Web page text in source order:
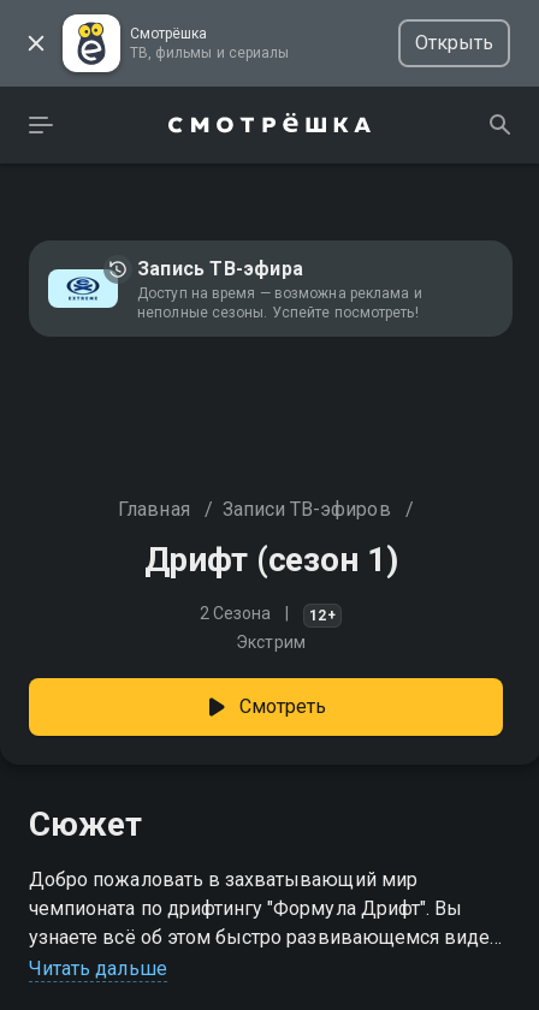
Смотрёшка
ТВ, фильмы и сериалы
Открыть
Запись ТВ-эфира
Доступ на время — возможна реклама и
неполные сезоны. Успейте посмотреть!
Главная / Записи ТВ-эфиров /
Дрифт (сезон 1)
2 Сезона 12+
Экстрим
Смотреть
Сюжет
Добро пожаловать в захватывающий мир
чемпионата по дрифтингу "Формула Дрифт". Вы
узнаете всё об этом быстро развивающемся виде
спорта и познакомитесь с отважными гонщиками
Читать дальше